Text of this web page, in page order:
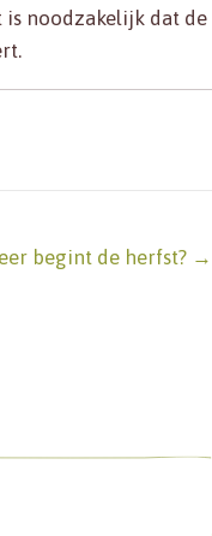
is noodzakelijk dat de
begint de herfst? →